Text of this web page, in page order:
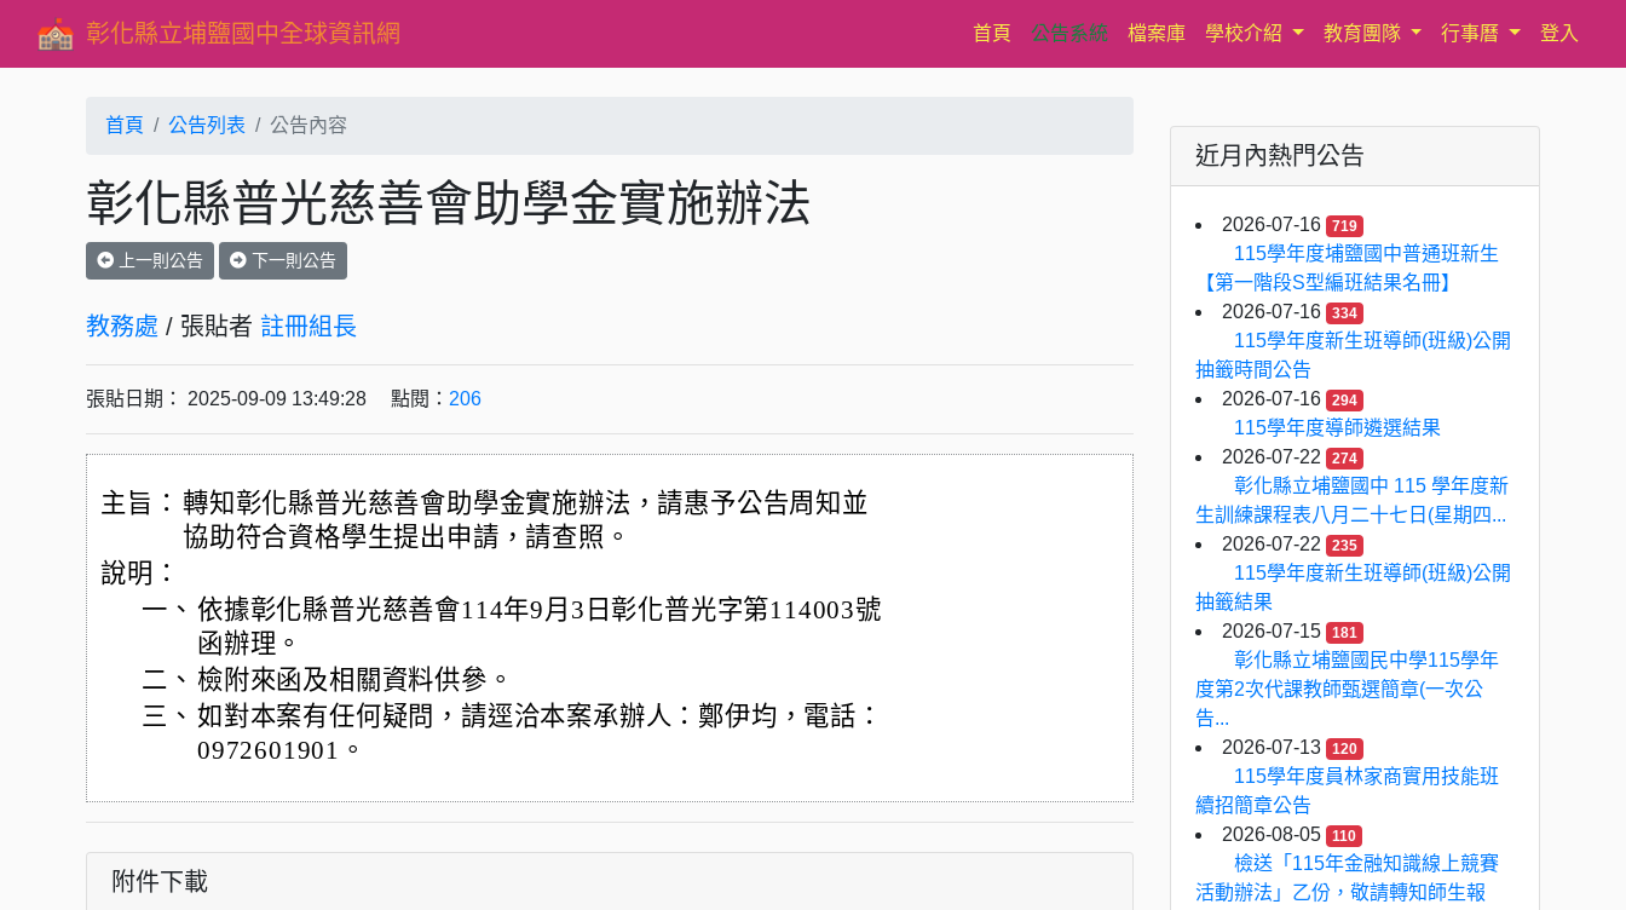
彰化縣立埔鹽國中全球資訊網 首頁(current)
公告系統 檔案庫 學校介紹 教育團隊 行事曆 登入
首頁 公告列表 公告內容
彰化縣普光慈善會助學金實施辦法
上一則公告 下一則公告
教務處 / 張貼者 註冊組長
張貼日期： 2025-09-09 13:49:28 點閱： 206
主旨： 轉知彰化縣普光慈善會助學金實施辦法，請惠予公告周知並
協助符合資格學生提出申請，請查照。
說明：
一、 依據彰化縣普光慈善會114年9月3日彰化普光字第114003號
函辦理。
二、 檢附來函及相關資料供參。
三、 如對本案有任何疑問，請逕洽本案承辦人：鄭伊均，電話：
0972601901。
附件下載
近月內熱門公告
2026-07-16 719
115學年度埔鹽國中普通班新生
【第一階段S型編班結果名冊】
2026-07-16
334
115學年度新生班導師(班級)公開
抽籤時間公告
2026-07-16
294
115學年度導師遴選結果
2026-07-22
274
彰化縣立埔鹽國中 115 學年度新
生訓練課程表八月二十七日(星期四...
2026-07-22
235
115學年度新生班導師(班級)公開
抽籤結果
2026-07-15
181
彰化縣立埔鹽國民中學115學年
度第2次代課教師甄選簡章(一次公
告...
2026-07-13
120
115學年度員林家商實用技能班
續招簡章公告
2026-08-05
110
檢送「115年金融知識線上競賽
活動辦法」乙份，敬請轉知師生報